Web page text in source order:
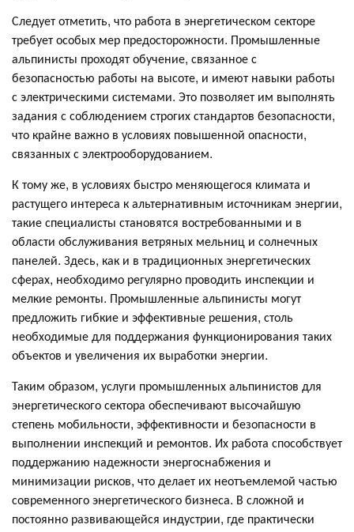
Следует отметить, что работа в энергетическом секторе
требует особых мер предосторожности. Промышленные
альпинисты проходят обучение, связанное с
безопасностью работы на высоте, и имеют навыки работы
с электрическими системами. Это позволяет им выполнять
задания с соблюдением строгих стандартов безопасности,
что крайне важно в условиях повышенной опасности,
связанных с электрооборудованием.
К тому же, в условиях быстро меняющегося климата и
растущего интереса к альтернативным источникам энергии,
такие специалисты становятся востребованными и в
области обслуживания ветряных мельниц и солнечных
панелей. Здесь, как и в традиционных энергетических
сферах, необходимо регулярно проводить инспекции и
мелкие ремонты. Промышленные альпинисты могут
предложить гибкие и эффективные решения, столь
необходимые для поддержания функционирования таких
объектов и увеличения их выработки энергии.
Таким образом, услуги промышленных альпинистов для
энергетического сектора обеспечивают высочайшую
степень мобильности, эффективности и безопасности в
выполнении инспекций и ремонтов. Их работа способствует
поддержанию надежности энергоснабжения и
минимизации рисков, что делает их неотъемлемой частью
современного энергетического бизнеса. В сложной и
постоянно развивающейся индустрии, где практически